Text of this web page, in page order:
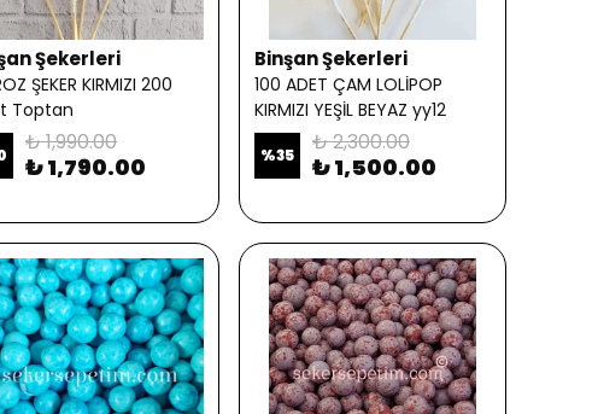
Şekerleri
ŞEKER KIRMIZI 200
Toptan
₺ 1,990.00
₺ 1,790.00
Binşan Şekerleri
100 ADET ÇAM LOLİPOP
KIRMIZI YEŞİL BEYAZ yy12
%35 ₺ 2,300.00
₺ 1,500.00